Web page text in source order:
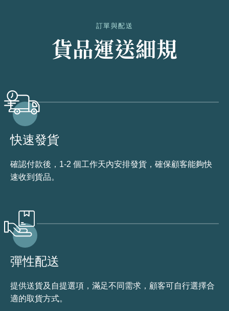
訂單與配送
貨品運送細規
快速發貨
確認付款後，1-2 個工作天內安排發貨，確保顧客能夠快
速收到貨品。
彈性配送
提供送貨及自提選項，滿足不同需求，顧客可自行選擇合
適的取貨方式。